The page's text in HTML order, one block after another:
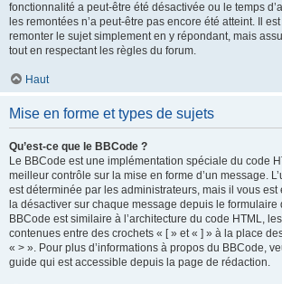
fonctionnalité a peut-être été désactivée ou le temps
les remontées n’a peut-être pas encore été atteint. Il
remonter le sujet simplement en y répondant, mais
tout en respectant les règles du forum.
Haut
Mise en forme et types de sujets
Qu’est-ce que le BBCode ?
Le BBCode est une implémentation spéciale du code
meilleur contrôle sur la mise en forme d’un message.
est déterminée par les administrateurs, mais il vous
la désactiver sur chaque message depuis le formulaire
BBCode est similaire à l’architecture du code HTML,
contenues entre des crochets « [ » et « ] » à la place
« > ». Pour plus d’informations à propos du BBCode,
guide qui est accessible depuis la page de rédaction.